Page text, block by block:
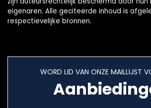
eigenaren. Alle geciteerde inhoud is
respectievelijke bronnen.
WORD LID VAN ONZE MAILLIJST